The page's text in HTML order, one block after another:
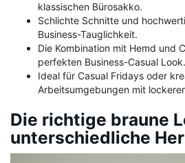
klassischen Bürosakko.
Schlichte Schnitte und
Business-Tauglichkeit.
Die Kombination mit Hemd und
perfekten Business-Casual Look.
Ideal für Casual Fridays oder
Arbeitsumgebungen mit
Die richtige braune
unterschiedliche